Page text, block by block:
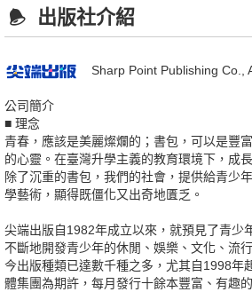
出版社介紹
Sharp Point Publishing Co.,
公司簡介
■ 理念
青春，應該是美麗燦爛的；書包，可以是豐
的心靈。在臺灣升學主義的教育環境下，成
除了沉重的書包，我們的社會，提供給青少
學藝術，顯得既僵化又出奇地匱乏。
尖端出版自1982年成立以來，就預見了青少
不斷地開發青少年的休閒、娛樂、文化、流
今出版種類已達數千種之多，尤其自1998年
體集團為期許，每月發行十餘本豐富、有趣